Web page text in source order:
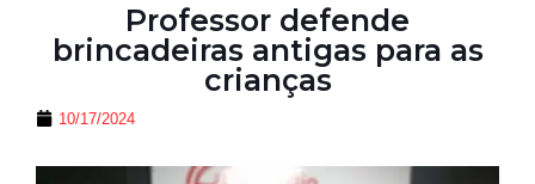
Professor defende
brincadeiras antigas para as
crianças
10/17/2024